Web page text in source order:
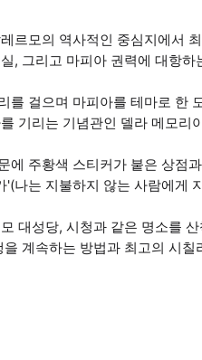
르모의 역사적인 중심지에서
, 그리고 마피아 권력에 대항
를 걸으며 마피아를 테마로 한
기리는 기념관인 델라 메모리
에 주황색 스티커가 붙은 상점
'(나는 지불하지 않는 사람에게
대성당, 시청과 같은 명소를
계속하는 방법과 최고의 시